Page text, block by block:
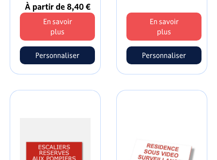
À partir de 8,40 €
En savoir
plus
Personnaliser
En savoir
plus
Personnaliser